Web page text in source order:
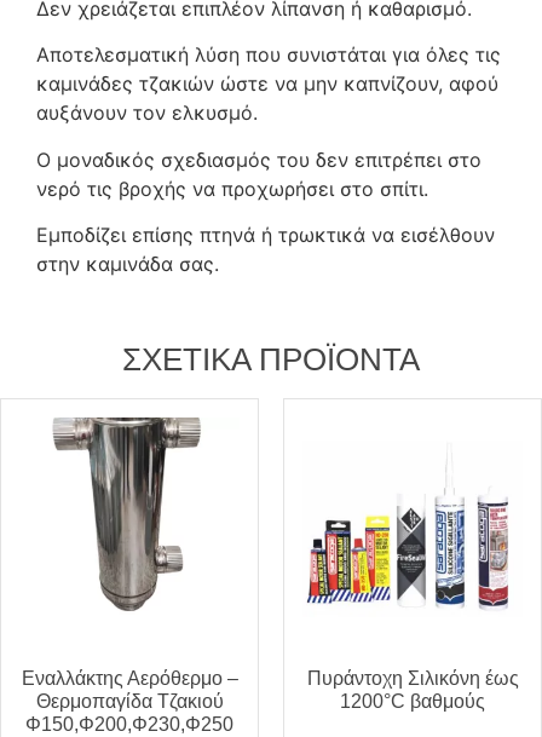
Δεν χρειάζεται επιπλέον λίπανση ή καθαρισμό.
Αποτελεσματική λύση που συνιστάται για όλες τις
καμινάδες τζακιών ώστε να μην καπνίζουν, αφού
αυξάνουν τον ελκυσμό.
Ο μοναδικός σχεδιασμός του δεν επιτρέπει στο
νερό τις βροχής να προχωρήσει στο σπίτι.
Εμποδίζει επίσης πτηνά ή τρωκτικά να εισέλθουν
στην καμινάδα σας.
ΣΧΕΤΙΚΆ ΠΡΟΪΌΝΤΑ
Εναλλάκτης Αερόθερμο –
Θερμοπαγίδα Τζακιού
Φ150,Φ200,Φ230,Φ250
Πυράντοχη Σιλικόνη έως
1200°C βαθμούς